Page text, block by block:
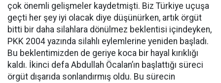
çok önemli gelişmeler kaydetmişti. Biz Türkiye uçuşa
geçti her şey iyi olacak diye düşünürken, artık örgüt
bitti bir daha silahlara dönülmez beklentisi içindeyken,
PKK 2004 yazında silahlı eylemlerine yeniden başladı.
Bu beklentimizden de geriye koca bir hayal kırıklığı
kaldı. İkinci defa Abdullah Öcalan’ın başlattığı süreci
örgüt dışarıda sonlandırmış oldu. Bu sürecin